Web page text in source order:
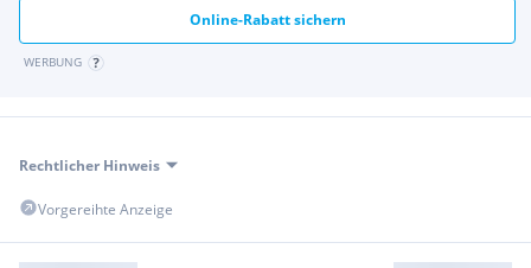
Online-Rabatt sichern
WERBUNG
Rechtlicher Hinweis
Vorgereihte Anzeige